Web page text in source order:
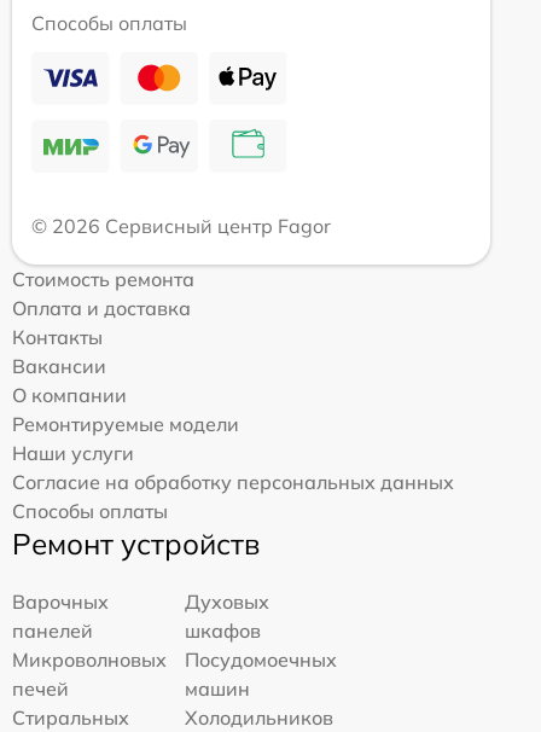
Способы оплаты
© 2026 Сервисный центр Fagor
Стоимость ремонта
Оплата и доставка
Контакты
Вакансии
О компании
Ремонтируемые модели
Наши услуги
Согласие на обработку персональных данных
Способы оплаты
Ремонт устройств
Варочных
панелей
Духовых
шкафов
Микроволновых
печей
Посудомоечных
машин
Стиральных
Холодильников